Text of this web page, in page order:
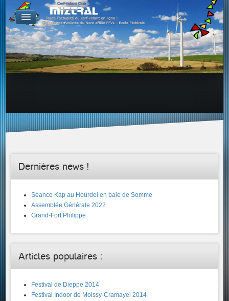
De par le monde
GALERIES
Galerie Photo
Galerie KAP
Galerie Vidéo
Proposer un lien sur votre site Web
Proposer un nouveau lien !
Dernières news !
Séance Kap au Hourdel en baie de Somme
Assemblée Générale 2022
Grand-Fort Philippe
Articles populaires :
Festival de Dieppe 2014
Festival Indoor de Moissy-Cramayel 2014